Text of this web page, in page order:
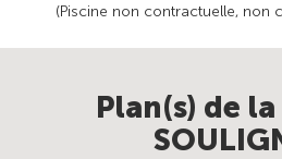
(Piscine non contractuelle, non
Plan(s) de